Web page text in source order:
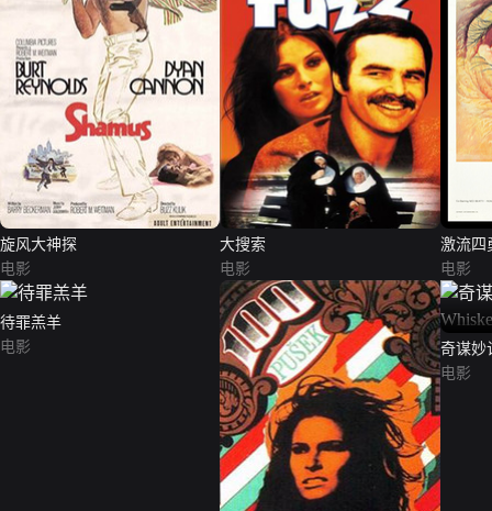
旋风大神探
电影
大搜索
电影
激流四
电影
待罪羔羊
电影
奇谋妙
电影